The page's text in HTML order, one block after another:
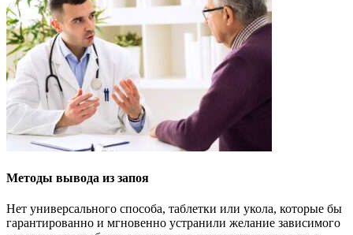
Методы вывода из запоя
Нет универсального способа, таблетки или укола, которые бы
гарантированно и мгновенно устранили желание зависимого